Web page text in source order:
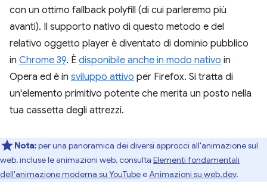
con un ottimo fallback polyfill (di cui parleremo più
avanti). Il supporto nativo di questo metodo e del
relativo oggetto player è diventato di dominio pubblico
in Chrome 39. È disponibile anche in modo nativo in
Opera ed è in sviluppo attivo per Firefox. Si tratta di
un'elemento primitivo potente che merita un posto nella
tua cassetta degli attrezzi.
Nota:per una panoramica dei diversi approcci all'animazione sul
web, incluse le animazioni web, consulta Elementi fondamentali
dell'animazione moderna su YouTubeeAnimazioni su web.dev.